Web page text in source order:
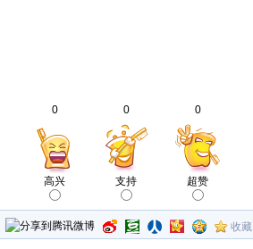
0
高兴
0
支持
0
超赞
收藏